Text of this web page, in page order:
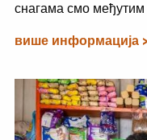
снагама смо међутим
више информација